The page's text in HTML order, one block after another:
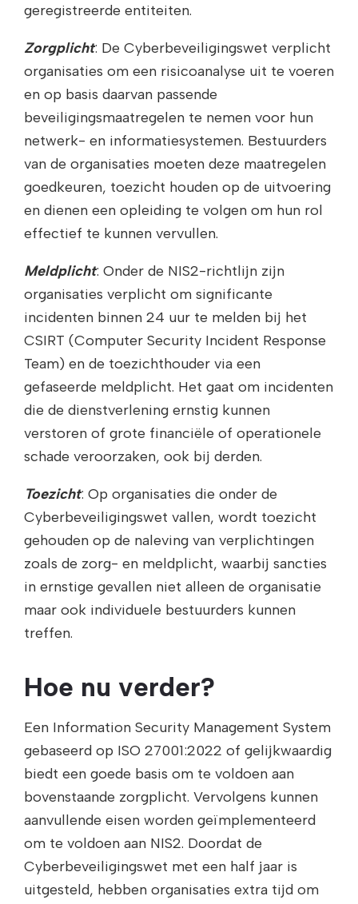
geregistreerde entiteiten.
Zorgplicht: De Cyberbeveiligingswet verplicht
organisaties om een risicoanalyse uit te voeren
en op basis daarvan passende
beveiligingsmaatregelen te nemen voor hun
netwerk- en informatiesystemen. Bestuurders
van de organisaties moeten deze maatregelen
goedkeuren, toezicht houden op de uitvoering
en dienen een opleiding te volgen om hun rol
effectief te kunnen vervullen.
Meldplicht: Onder de NIS2-richtlijn zijn
organisaties verplicht om significante
incidenten binnen 24 uur te melden bij het
CSIRT (Computer Security Incident Response
Team) en de toezichthouder via een
gefaseerde meldplicht. Het gaat om incidenten
die de dienstverlening ernstig kunnen
verstoren of grote financiële of operationele
schade veroorzaken, ook bij derden.
Toezicht: Op organisaties die onder de
Cyberbeveiligingswet vallen, wordt toezicht
gehouden op de naleving van verplichtingen
zoals de zorg- en meldplicht, waarbij sancties
in ernstige gevallen niet alleen de organisatie
maar ook individuele bestuurders kunnen
treffen.
Hoe nu verder?
Een Information Security Management System
gebaseerd op ISO 27001:2022 of gelijkwaardig
biedt een goede basis om te voldoen aan
bovenstaande zorgplicht. Vervolgens kunnen
aanvullende eisen worden geïmplementeerd
om te voldoen aan NIS2. Doordat de
Cyberbeveiligingswet met een half jaar is
uitgesteld, hebben organisaties extra tijd om